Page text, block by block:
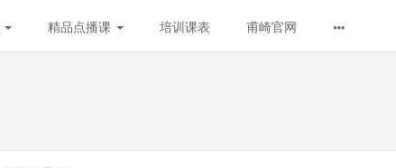
精品点播课 培训课表 甫崎官网